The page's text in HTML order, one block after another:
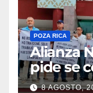
POZA RICA
Alianza
pide se
8 AGOSTO,